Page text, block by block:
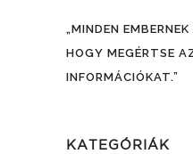
„MINDEN
HOGY MEGÉRTSE
INFORMÁCIÓKAT.”
KATEGÓRIÁK